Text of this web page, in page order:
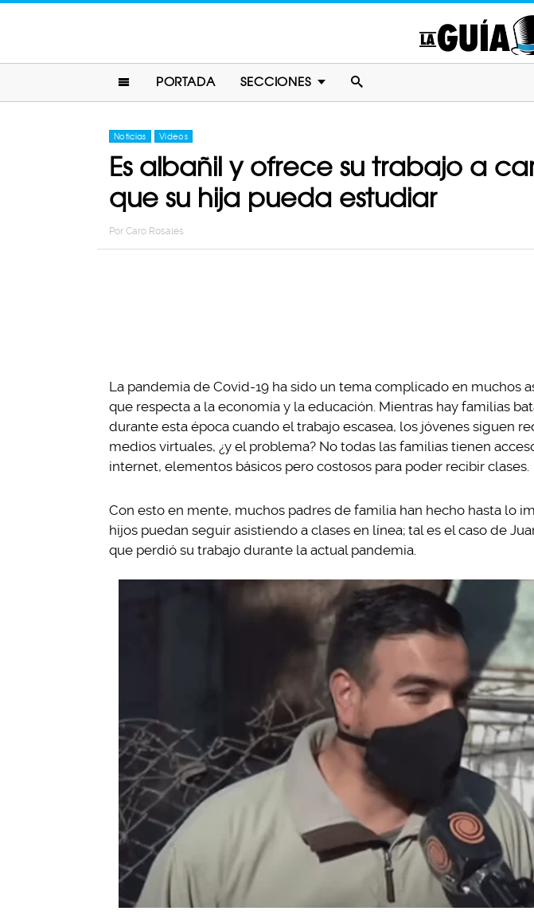
PORTADA SECCIONES
Noticias Videos
Es albañil y ofrece su trabajo a
que su hija pueda estudiar
Por Caro Rosales
La pandemia de Covid-19 ha sido un tema complicado en muchos
que respecta a la economía y la educación. Mientras hay familias
durante esta época cuando el trabajo escasea, los jóvenes siguen
medios virtuales, ¿y el problema? No todas las familias tienen
internet, elementos básicos pero costosos para poder recibir clases.
Con esto en mente, muchos padres de familia han hecho hasta lo
hijos puedan seguir asistiendo a clases en línea; tal es el caso de
que perdió su trabajo durante la actual pandemia.